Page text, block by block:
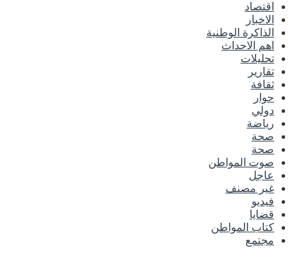
اقتصاد
الاخبار
الذاكرة الوطنية
اهم الاحداث
تحليلات
تقارير
ثقافة
حوار
دولي
رياضة
صحة
صحة
صوت المواطن
عاجل
غير مصنف
فيديو
قضايا
كتاب المواطن
مجتمع